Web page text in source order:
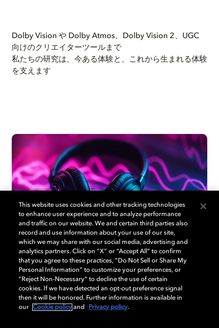
Dolby Vision や​ Dolby Atmos、​Dolby Vision 2、​UGC
向けの​クリエイターツールまで​
私たちの​研究は、​今ある​体験と、​これから​生まれる​体験
を​支えます
オーディオ体験
音が​どのように​収録・処理・​知覚されるのかを​研
究し
人と​世界を​つなぐ、​没入感の​ある​オーディオ体験
This website uses cookies and other tracking technologies
to enhance user experience and to analyze performance
and traffic on our website. We and certain third parties also
record and use information about your use of our site,
which we may share with our social media, advertising and
analytics partners. Click on “X” or “Accept All” to confirm
that you agree to these practices, “Do Not Sell or Share My
Personal Information” to customize your preferences, or
“Reject Non-Necessary” to decline the use of certain
cookies. If we have detected an opt-out preference signal
then it will be honored. Further information is available in
our
Cookie policy and Privacy policy.